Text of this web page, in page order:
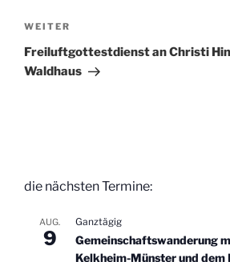
Nächster
Beitrag
WEITER
Freiluftgottestdienst an Christi
Waldhaus
die nächsten Termine:
AUG.
9
Ganztägig
Gemeinschaftswanderung
Kelkheim-Münster und dem